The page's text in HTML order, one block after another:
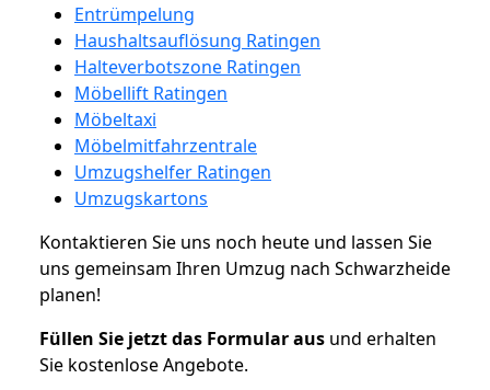
Entrümpelung
Haushaltsauflösung Ratingen
Halteverbotszone Ratingen
Möbellift Ratingen
Möbeltaxi
Möbelmitfahrzentrale
Umzugshelfer Ratingen
Umzugskartons
Kontaktieren Sie uns noch heute und lassen Sie
uns gemeinsam Ihren Umzug nach Schwarzheide
planen!
Füllen Sie jetzt das Formular aus und erhalten
Sie kostenlose Angebote.